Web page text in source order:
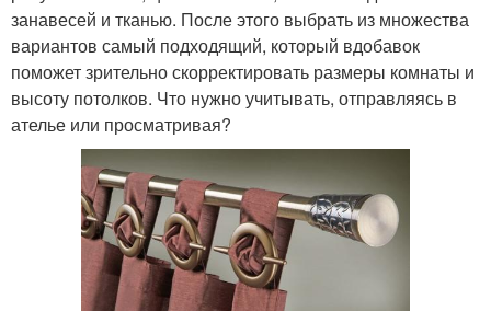
занавесей и тканью. После этого выбрать из множества
вариантов самый подходящий, который вдобавок
поможет зрительно скорректировать размеры комнаты и
высоту потолков. Что нужно учитывать, отправляясь в
ателье или просматривая?